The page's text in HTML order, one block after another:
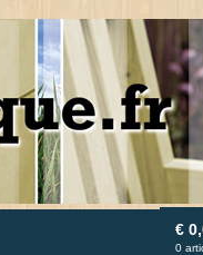
€
0